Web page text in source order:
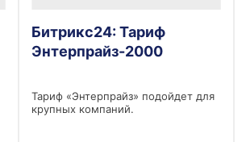
Битрикс24: Тариф
Энтерпрайз-2000
Тариф «Энтерпрайз» подойдет для
крупных компаний.